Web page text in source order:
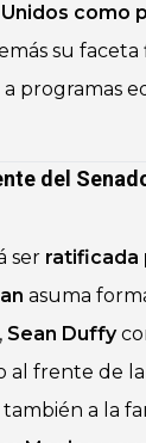
como
su
programas
del
ser ratificada
asuma
Sean Duffy
al frente de la
a la